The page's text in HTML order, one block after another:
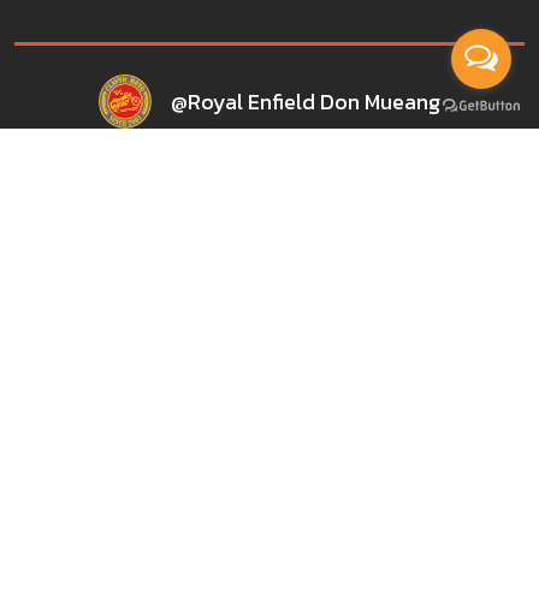
@Royal Enfield Don Mueang